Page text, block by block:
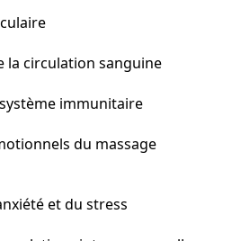
la circulation sanguine
immunitaire
du massage
et du stress